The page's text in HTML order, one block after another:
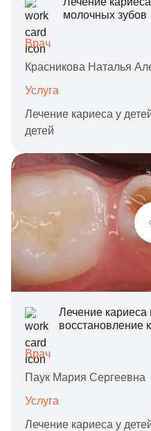
молочных зубов
Врач
Красникова Наталья
Услуга
Лечение кариеса у
детей
Лечение кариеса
восстановление
Врач
Паук Мария Сергеевна
Услуга
Лечение кариеса у